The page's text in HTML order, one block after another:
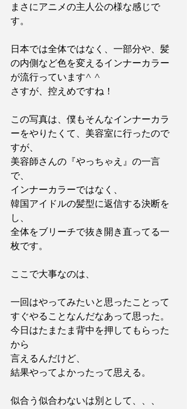
まさにアニメの主人公の様な感じで
す。
日本では全体ではなく、一部分や、髪
の内側など色を変えるインナーカラー
が流行っています^ ^
さすが、控えめですね！
この写真は、僕もそんなインナーカラ
ーをやりたくて、美容室に行ったので
すが、
美容師さんの『やっちゃえ』の一言
で、
インナーカラーではなく、
韓国アイドルの髪型に返信する決断を
し、
全体をブリーチで抜き開き直ってる一
枚です。
ここで大事なのは、
一回はやってみたいと思ったことって
すぐやることなんだなあって思った。
今日はたまたま背中を押してもらった
から
言えるんだけど、
結果やってよかったって思える。
似合う似合わないは別として、、、